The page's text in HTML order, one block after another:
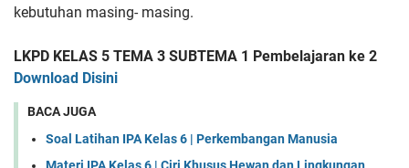
kebutuhan masing- masing.
LKPD KELAS 5 TEMA 3 SUBTEMA 1 Pembelajaran ke 2
Download Disini
BACA JUGA
Soal Latihan IPA Kelas 6 | Perkembangan Manusia